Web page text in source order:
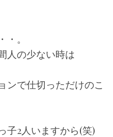
。
人の少ない時は
ンで仕切っただけのこ
子2人いますから(笑)